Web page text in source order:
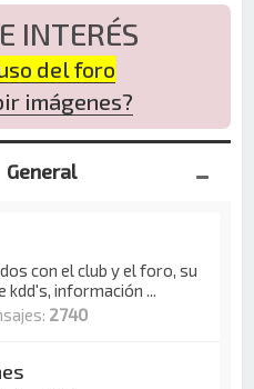
INTERÉS
del foro
imágenes?
General
con el club y el foro, su
información ...
2740